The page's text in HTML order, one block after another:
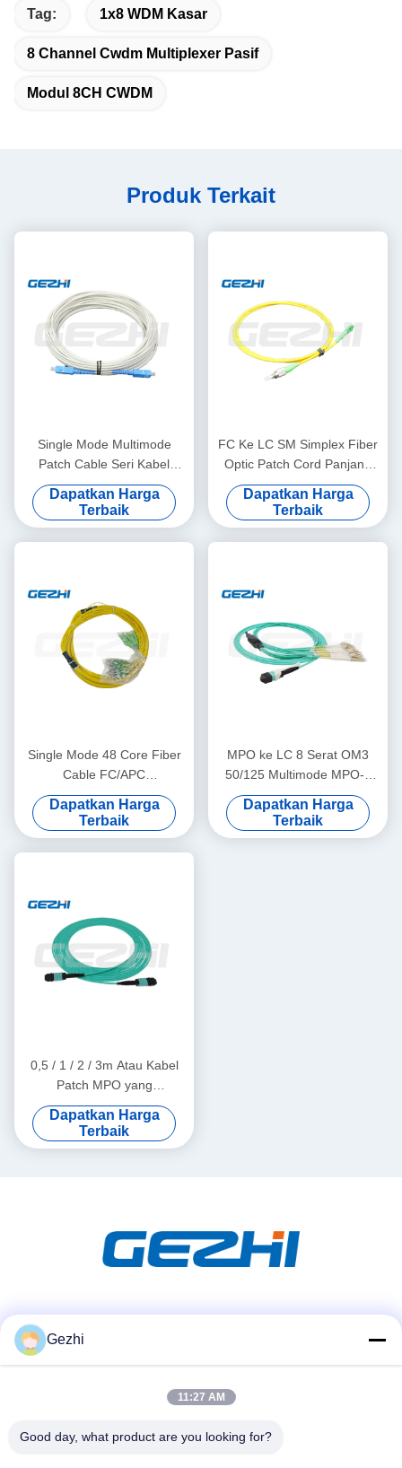
Tag: 1x8 WDM Kasar
8 Channel Cwdm Multiplexer Pasif
Modul 8CH CWDM
Produk Terkait
Single Mode Multimode
Patch Cable Seri Kabel
Patch Serat Optik Lapis Baja
Dapatkan Harga
Terbaik
FC Ke LC SM Simplex Fiber
Optic Patch Cord Panjang
yang Dapat Disesuaikan
Untuk Transmisi Data
Dapatkan Harga
Terbaik
Single Mode 48 Core Fiber
Cable FC/APC
2.00mm+0.7M--SC/APC
2.00mm+0.7M
Dapatkan Harga
Terbaik
MPO ke LC 8 Serat OM3
50/125 Multimode MPO-8
LC Serat Optik Patch Cord
Breakout Kabel
Dapatkan Harga
Terbaik
0,5 / 1 / 2 / 3m Atau Kabel
Patch MPO yang
Disesuaikan, Kabel Patch
MPO OM3 koneksi
kepadatan tinggi
Dapatkan Harga
Terbaik
Kontak Cepat
Telp
Gezhi
11:27 AM
Good day, what product are you looking for?